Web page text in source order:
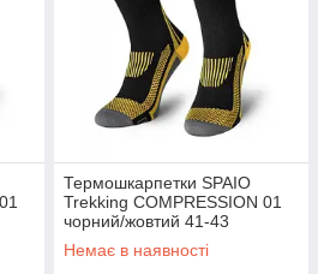
Термошкарпетки SPAIO
Trekking COMPRESSION 01
чорний/жовтий 41-43
(5901282514399)
Немає в наявності